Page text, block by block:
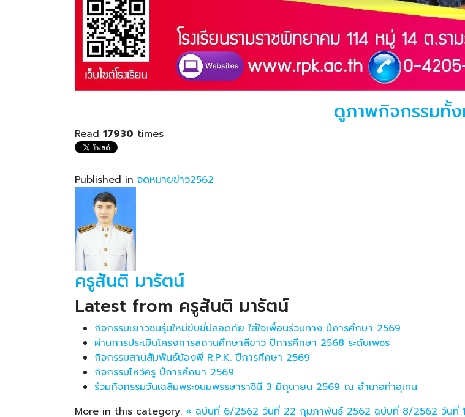
ดูภาพกิจกรรมทั้
Read 17930 times
Published in จดหมายข่าว2562
ครูสันติ มารัตน์
Latest from ครูสันติ มารัตน์
กิจกรรมเยาวชนรุ่นใหม่ขับขี่ปลอดภัย ใส่ใจเพื่อนร่วมทาง ปีการศึกษา 2569
ผ่านการประเมินโครงการสถานศึกษาสีขาว ปีการศึกษา 2568 ระดับเพชร
กิจกรรมสานสัมพันธ์น้องพี่ R.P.K. ปีการศึกษา 2569
กิจกรรมไหว้ครู ปีการศึกษา 2569
ร่วมกิจกรรมวันเฉลิมพระชนมพรรษาราชินี 3 มิถุนายน 2569 ณ อำเภอท่าอุเทน
More in this category: « ฉบับที่ 6/2562 วันที่ 22 กุมภาพันธ์ 2562 ฉบับที่ 8/2562 วันที่